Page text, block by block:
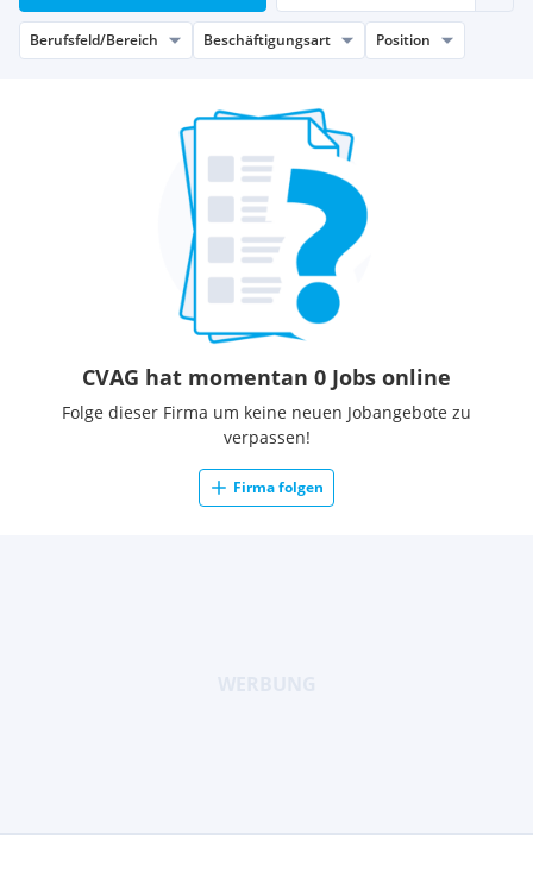
Berufsfeld/Bereich Beschäftigungsart Position
CVAG hat momentan 0 Jobs online
Folge dieser Firma um keine neuen Jobangebote zu
verpassen!
Firma folgen